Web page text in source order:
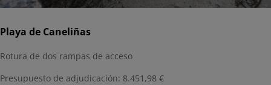
Playa de Caneliñas
Rotura de dos rampas de acceso
Presupuesto de adjudicación: 8.451,98 €